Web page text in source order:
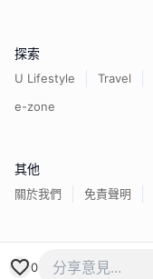
0
探索
U Lifestyle Travel
e-zone
其他
關於我們 免責聲明
香港經濟日報版權所有©